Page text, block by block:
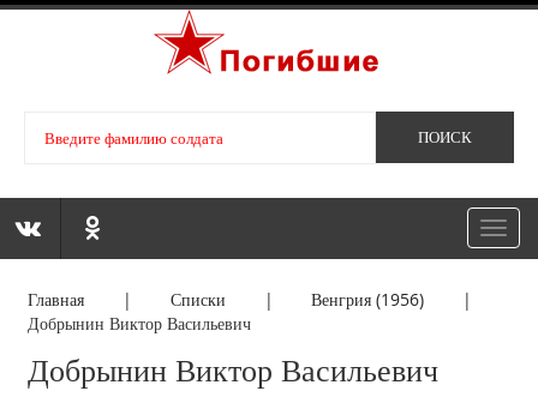
Главная | Списки |Венгрия (1956) |
Добрынин Виктор Васильевич
Добрынин Виктор Васильевич